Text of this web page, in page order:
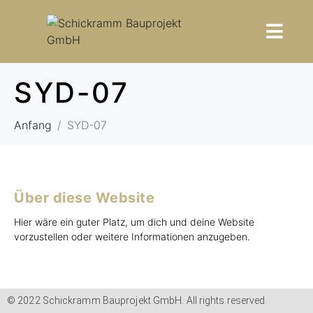
SYD-07
Anfang SYD-07
Über diese Website
Hier wäre ein guter Platz, um dich und deine Website
vorzustellen oder weitere Informationen anzugeben.
© 2022 Schickramm Bauprojekt GmbH. All rights reserved.